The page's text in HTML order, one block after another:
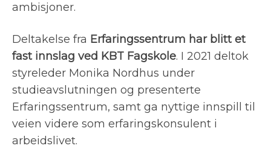
ambisjoner.
Deltakelse fra Erfaringssentrum har blitt et
fast innslag ved KBT Fagskole. I 2021 deltok
styreleder Monika Nordhus under
studieavslutningen og presenterte
Erfaringssentrum, samt ga nyttige innspill til
veien videre som erfaringskonsulent i
arbeidslivet.